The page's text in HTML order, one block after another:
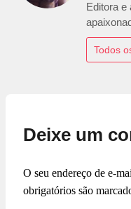
Editora e
Todos
Deixe um
O seu endereço de e-
obrigatórios são